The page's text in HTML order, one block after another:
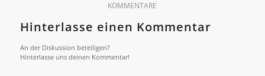
KOMMENTARE
Hinterlasse einen Kommentar
An der Diskussion beteiligen?
Hinterlasse uns deinen Kommentar!